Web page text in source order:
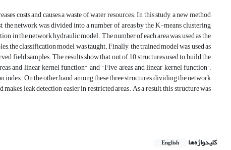
costs and causes a waste of water resources. In this study, a new method
network was divided into a number of areas by the K-means clustering
in the network hydraulic model. The number of each area was used as the
the classification model was taught. Finally, the trained model was used as
field samples. The results show that out of 10 structures used to build the
and linear kernel function" and "Five areas and linear kernel function",
index. On the other hand, among these three structures, dividing the network
leak detection easier in restricted areas. As a result, this structure was
کلیدواژه‌ها English